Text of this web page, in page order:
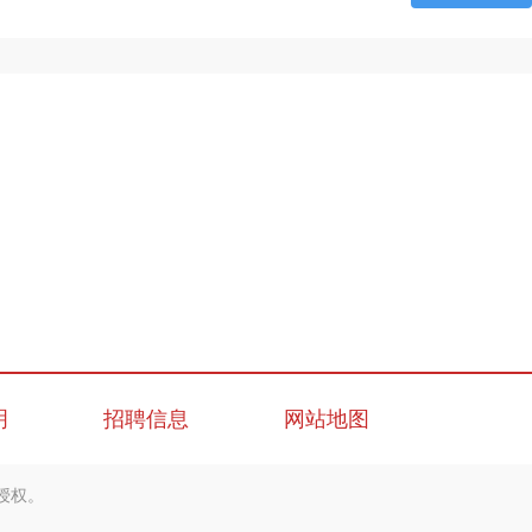
招聘信息 网站地图
。